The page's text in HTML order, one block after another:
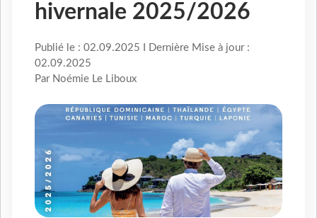
hivernale 2025/2026
Publié le : 02.09.2025 I Dernière Mise à jour :
02.09.2025
Par Noémie Le Liboux